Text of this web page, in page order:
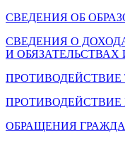
СВЕДЕНИЯ ОБ
СВЕДЕНИЯ О
И
ПРОТИВОДЕЙСТВИЕ
ПРОТИВОДЕЙСТВИЕ
ОБРАЩЕНИЯ